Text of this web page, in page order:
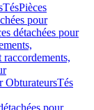
TésPièces
pour
détachées pour
raccordements,
ObturateursTés
pour